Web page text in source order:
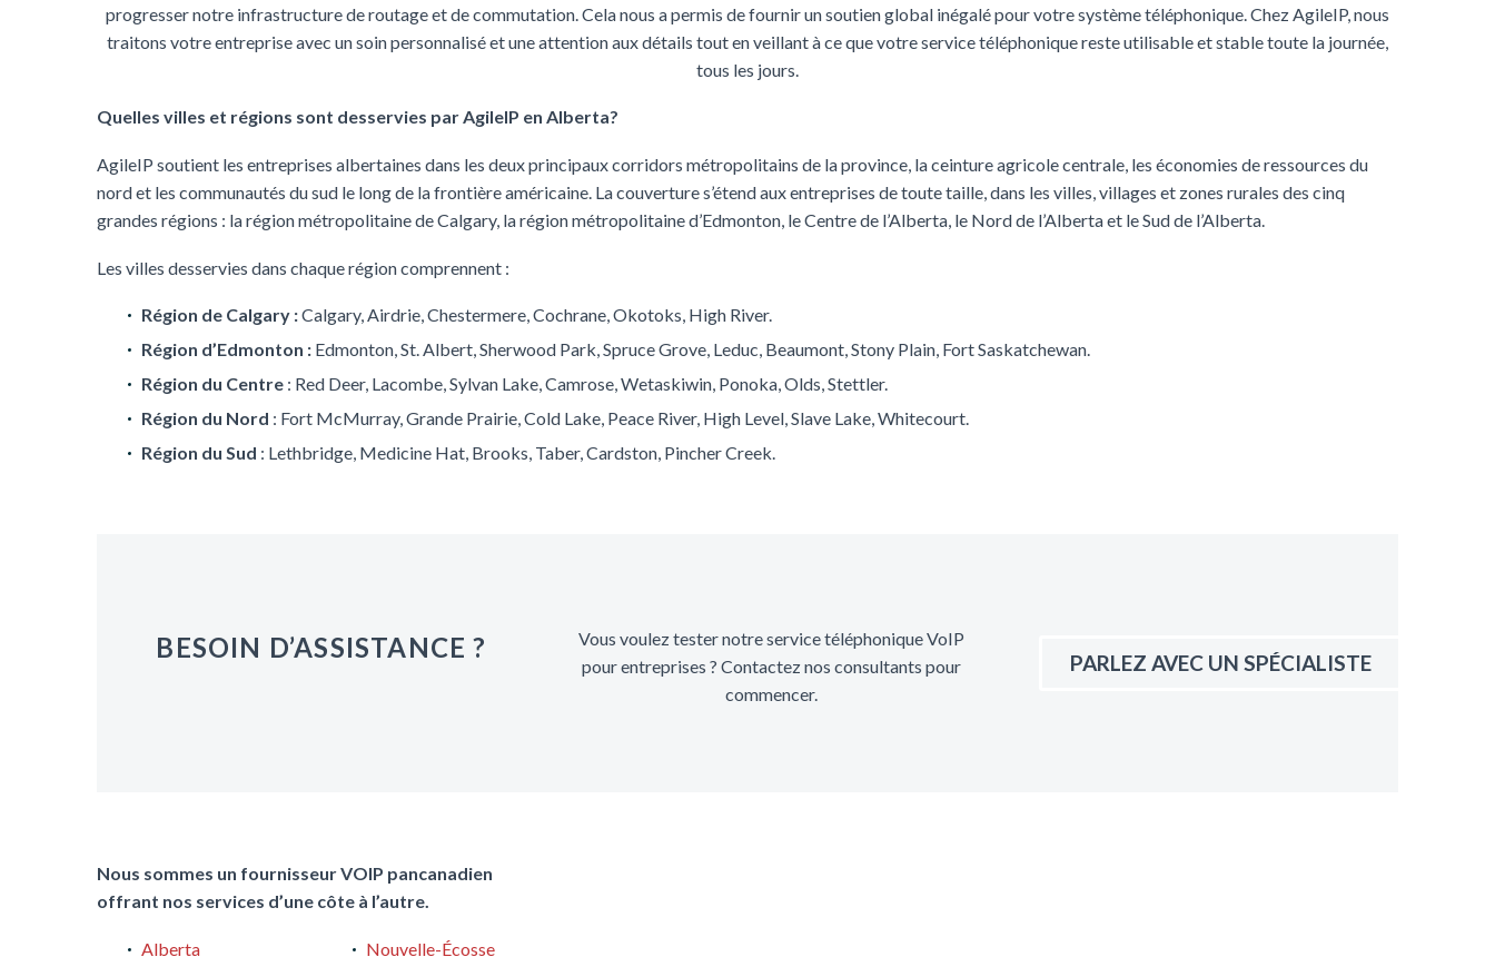
progresser notre infrastructure de routage et de commutation. Cela nous a permis de fournir un soutien global inégalé pour votre système téléphonique. Chez AgileIP, nous
traitons votre entreprise avec un soin personnalisé et une attention aux détails tout en veillant à ce que votre service téléphonique reste utilisable et stable toute la journée,
tous les jours.
Quelles villes et régions sont desservies par AgileIP en Alberta?
AgileIP soutient les entreprises albertaines dans les deux principaux corridors métropolitains de la province, la ceinture agricole centrale, les économies de ressources du
nord et les communautés du sud le long de la frontière américaine. La couverture s’étend aux entreprises de toute taille, dans les villes, villages et zones rurales des cinq
grandes régions : la région métropolitaine de Calgary, la région métropolitaine d’Edmonton, le Centre de l’Alberta, le Nord de l’Alberta et le Sud de l’Alberta.
Les villes desservies dans chaque région comprennent :
Région de Calgary :Calgary, Airdrie, Chestermere, Cochrane, Okotoks, High River.
Région d’Edmonton : Edmonton, St. Albert, Sherwood Park, Spruce Grove, Leduc, Beaumont, Stony Plain, Fort Saskatchewan.
Région du Centre : Red Deer, Lacombe, Sylvan Lake, Camrose, Wetaskiwin, Ponoka, Olds, Stettler.
Région du Nord : Fort McMurray, Grande Prairie, Cold Lake, Peace River, High Level, Slave Lake, Whitecourt.
Région du Sud : Lethbridge, Medicine Hat, Brooks, Taber, Cardston, Pincher Creek.
BESOIN D’ASSISTANCE ?
Vous voulez tester notre service téléphonique VoIP
pour entreprises ? Contactez nos consultants pour
commencer.
PARLEZ AVEC UN SPÉCIALISTE
Nous sommes un fournisseur VOIP pancanadien
offrant nos services d’une côte à l’autre.
Alberta
Nouvelle-Écosse